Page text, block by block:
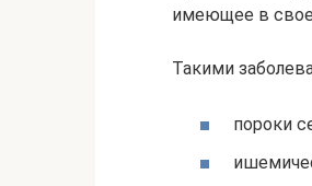
имеющее в
Такими
пороки